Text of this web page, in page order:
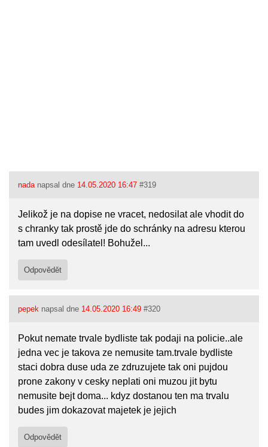
nadanapsal dne 14.05.2020 16:47 #319
Jelikož je na dopise ne vracet, nedosilat ale vhodit do
s chranky tak prostě jde do schránky na adresu kterou
tam uvedl odesílatel! Bohužel...
Odpovědět
pepek napsal dne 14.05.2020 16:49 #320
Pokut nemate trvale bydliste tak podaji na policie..ale
jedna vec je takova ze nemusite tam.trvale bydliste
staci dobra duse uda ze zdruzujete tak oni pujdou
prone zakony v cesky neplati oni muzou jit bytu
nemusite bejt doma... kdyz dostanou ten ma trvalu
budes jim dokazovat majetek je jejich
Odpovědět